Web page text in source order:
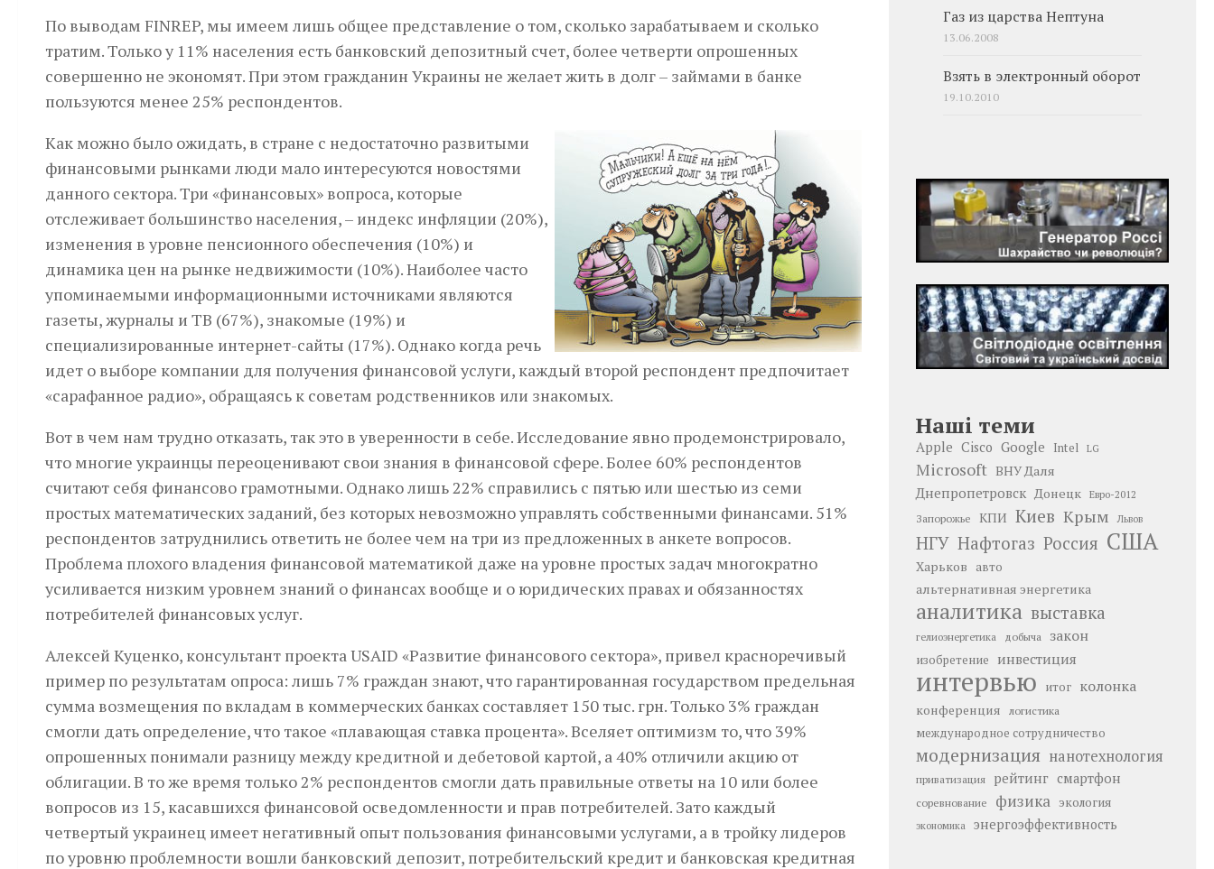
По выводам FINREP, мы имеем лишь общее представление о том, сколько зарабатываем и сколько
тратим. Только у 11% населения есть банковский депозитный счет, более четверти опрошенных
совершенно не экономят. При этом гражданин Украины не желает жить в долг – займами в банке
пользуются менее 25% респондентов.
Как можно было ожидать, в стране с недостаточно развитыми
финансовыми рынками люди мало интересуются новостями
данного сектора. Три «финансовых» вопроса, которые
отслеживает большинство населения, – индекс инфляции (20%),
изменения в уровне пенсионного обес­печения (10%) и
динамика цен на рынке недвижимости (10%). Наиболее часто
упоминаемыми информационными источниками являются
газеты, журналы и ТВ (67%), знакомые (19%) и
специализированные интернет-сайты (17%). Однако когда речь
идет о выборе компании для получения финансовой услуги, каждый второй респондент предпочитает
«сарафанное радио», обращаясь к советам родственников или знакомых.
Вот в чем нам трудно отказать, так это в уверенности в себе. Исследование явно продемонстрировало,
что многие украинцы пере­оценивают свои знания в финансовой сфере. Более 60% респондентов
считают себя финансово грамотными. Однако лишь 22% справились с пятью или шестью из семи
простых математических заданий, без которых невозможно управлять собственными финансами. 51%
респондентов затруднились ответить не более чем на три из предложенных в анкете вопросов.
Проблема плохого владения финансовой математикой даже на уровне простых задач многократно
усиливается низким уровнем знаний о финансах вообще и о юридических правах и обязанностях
потребителей финансовых услуг.
Алексей Куценко, консультант проекта USAID «Развитие финансового сектора», привел красноречивый
пример по результатам опроса: лишь 7% граждан знают, что гарантированная государством предельная
сумма возмещения по вкладам в коммерческих банках составляет 150 тыс. грн. Только 3% граждан
смогли дать определение, что такое «плавающая ставка процента». Вселяет оптимизм то, что 39%
опрошенных понимали разницу между кредитной и дебетовой картой, а 40% отличили акцию от
облигации. В то же время только 2% респондентов смогли дать правильные ответы на 10 или более
вопросов из 15, касавшихся финансовой осведомленности и прав потребителей. Зато каждый
четвертый украинец имеет негативный опыт пользования финансовыми услугами, а в тройку лидеров
по уровню проблемности вошли банковский депозит, потребительский кредит и банковская кредитная
Газ из царства Нептуна
13.06.2008
Взять в электронный оборот
19.10.2010
Наші теми
Apple Cisco Google Intel LG
Microsoft ВНУ Даля
Днепропетровск Донецк Евро-2012
Запорожье КПИ Киев Крым Львов
НГУ Нафтогаз Россия США
Харьков авто
альтернативная энергетика
аналитика выставка
гелиоэнергетика добыча закон
изобретение инвестиция
интервью итог колонка
конференция логистика
международное сотрудничество
модернизация нанотехнология
приватизация рейтинг смартфон
соревнование физика экология
экономика энергоэффективность